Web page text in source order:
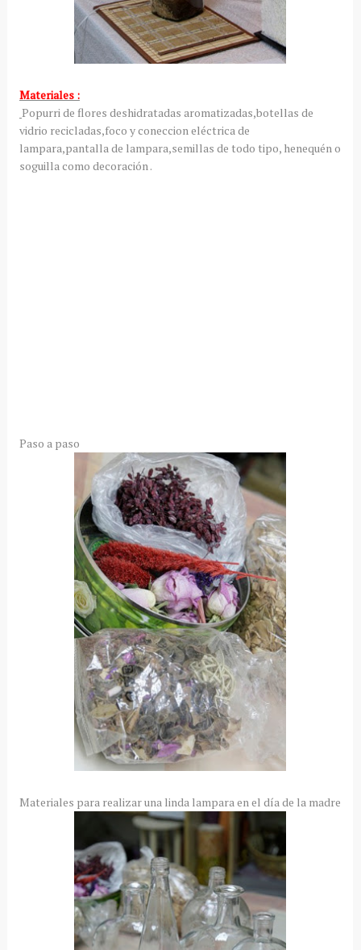
Materiales :
Popurri de flores deshidratadas aromatizadas,botellas de
vidrio recicladas,foco y coneccion eléctrica de
lampara,pantalla de lampara,semillas de todo tipo, henequén o
soguilla como decoración .
Paso a paso
Materiales para realizar una linda lampara en el día de la madre